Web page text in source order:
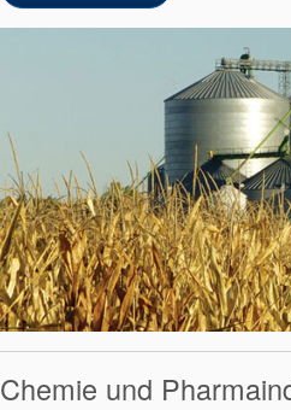
Chemie und